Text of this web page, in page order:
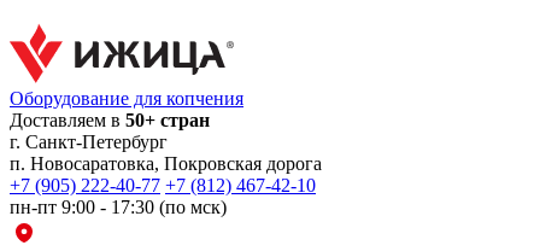
Оборудование для копчения
Доставляем в 50+ стран
г. Санкт-Петербург
п. Новосаратовка, Покровская дорога
+7 (905) 222-40-77 +7 (812) 467-42-10
пн-пт 9:00 - 17:30 (по мск)